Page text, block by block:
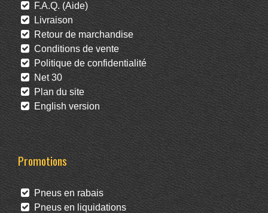
F.A.Q. (Aide)
Livraison
Retour de marchandise
Conditions de vente
Politique de confidentialité
Net 30
Plan du site
English version
Promotions
Pneus en rabais
Pneus en liquidations